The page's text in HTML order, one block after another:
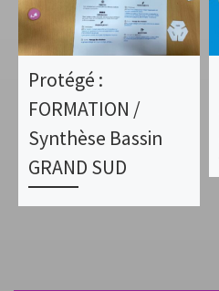
Protégé :
FORMATION /
Synthèse Bassin
GRAND SUD